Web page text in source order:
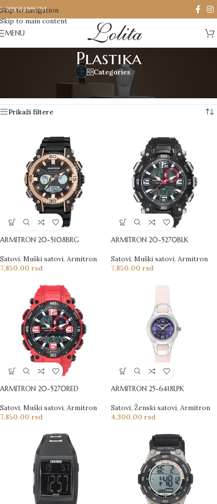
Skip to navigation
Skip to main content
KORISNI LINKOVI
MENU
Plastika
Categories
Производ Materijal kucista
Plastika
Prikaži filtere
ARMITRON 20-5108BRG
Satovi, Muški satovi, Armitron
7,850.00 rsd
ARMITRON 20-5270BLK
Satovi, Muški satovi, Armitron
7,850.00 rsd
ARMITRON 20-5270RED
Satovi, Muški satovi, Armitron
7,850.00 rsd
ARMITRON 25-6418LPK
Satovi, Ženski satovi, Armitron
4,300.00 rsd